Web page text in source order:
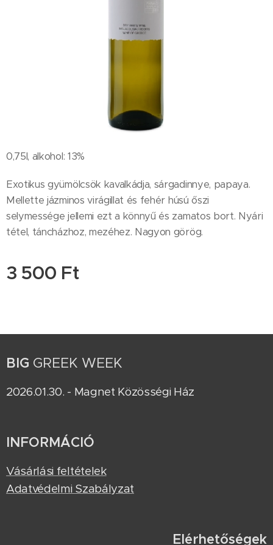
0,75l, alkohol: 13%
Exotikus gyümölcsök kavalkádja, sárgadinnye, papaya.
Mellette jázminos virágillat és fehér húsú őszi
selymessége jellemi ezt a könnyű és zamatos bort. Nyári
tétel, táncházhoz, mezéhez. Nagyon görög.
3 500 Ft
BIG GREEK WEEK
2026.01.30. - Magnet Közösségi Ház
INFORMÁCIÓ
Vásárlási feltételek
Adatvédelmi Szabályzat
Elérhetőségek